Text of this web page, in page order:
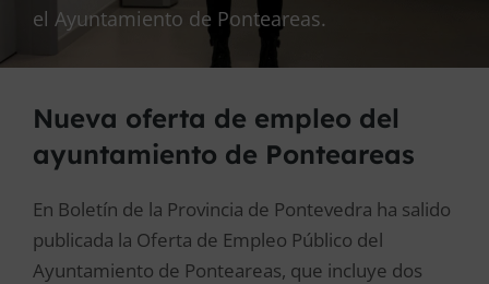
el Ayuntamiento de Ponteareas.
Nueva oferta de empleo del
ayuntamiento de Ponteareas
En Boletín de la Provincia de Pontevedra ha salido
publicada la Oferta de Empleo Público del
Ayuntamiento de Ponteareas, que incluye dos